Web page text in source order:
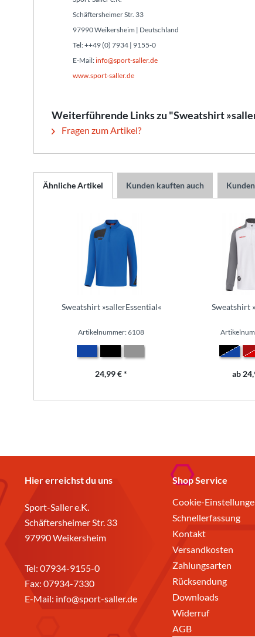
Schäftersheimer Str. 33
97990 Weikersheim | Deutschland
Tel: ++49 (0) 7934 | 9155-0
E-Mail:info@sport-saller.de
www.sport-saller.de
Weiterführende Links zu "Sweatshirt
Fragen zum Artikel?
Ähnliche Artikel Kunden kauften auch
Sweatshirt »sallerEssential«
Artikelnummer: 6108
24,99 € *
Sweatshirt
ab
Hier erreichst du uns
Sport-Saller e.K.
Schäftersheimer Str. 33
97990 Weikersheim
Tel: 07934-9155-0
Fax: 07934-7330
E-Mail: info@sport-saller.de
Shop Service
Cookie-
Schnellerfassung
Kontakt
Versandkosten
Zahlungsarten
Rücksendung
Downloads
Widerruf
AGB